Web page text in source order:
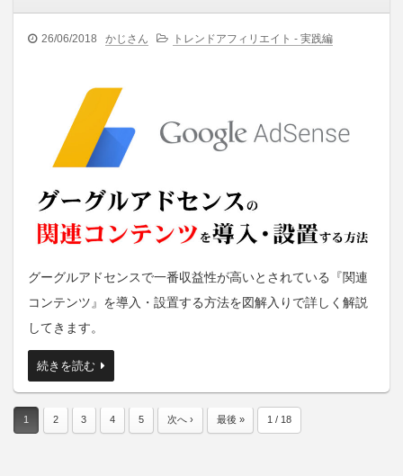
26/06/2018 かじさん トレンドアフィリエイト - 実践編
グーグルアドセンスで一番収益性が高いとされている『関連
コンテンツ』を導入・設置する方法を図解入りで詳しく解説
してきます。
続きを読む
1 2 3 4 5 次へ › 最後 » 1 / 18